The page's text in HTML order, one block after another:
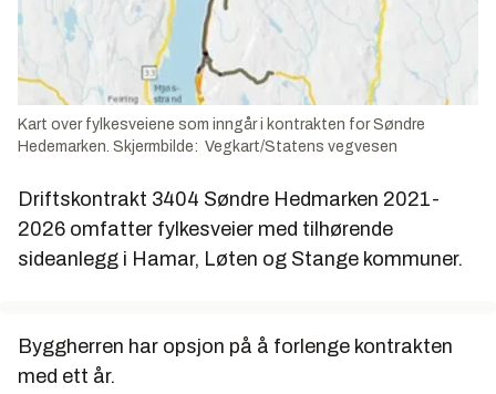
Kart over fylkesveiene som inngår i kontrakten for Søndre
Hedemarken. Skjermbilde: Vegkart/Statens vegvesen
Driftskontrakt 3404 Søndre Hedmarken 2021-
2026 omfatter fylkesveier med tilhørende
sideanlegg i Hamar, Løten og Stange kommuner.
Byggherren har opsjon på å forlenge kontrakten
med ett år.